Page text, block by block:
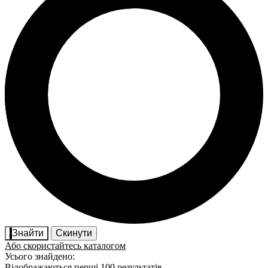
Знайти
Скинути
Або скористайтесь каталогом
Усього знайдено: